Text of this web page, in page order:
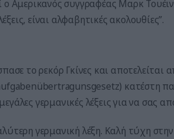
Αμερικανός συγγραφέας Μαρκ
είναι αλφαβητικές ακολουθίες”.
το ρεκόρ Γκίνες και
κατέστη
γερμανικές λέξεις για να σας
γερμανική λέξη. Καλή τύχη